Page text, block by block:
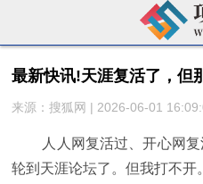
最新快讯!天涯复活了，但
来源：搜狐网 | 2026-06-01
人人网复活过、开心网
轮到天涯论坛了。但我打不开。